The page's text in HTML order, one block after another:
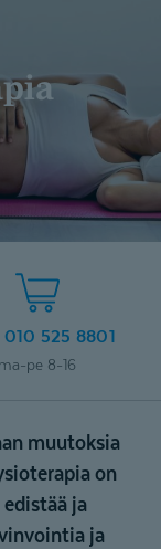
010 525 8801
ma-pe 8-16
muutoksia
on
ja
ja